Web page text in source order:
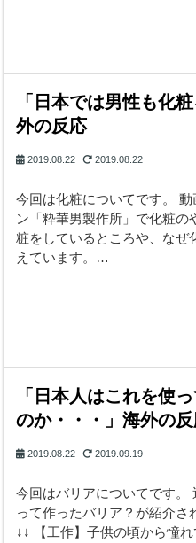
「日本では男性も化
外の反応
2019.08.22 2019.08.22
今回は化粧についてです。
ン「粋華男製作所」で化粧
粧をしているところや、なぜ
えています。…
「日本人はこれを使
のか・・・」海外の
2019.08.22 2019.09.19
今回はバリアについてです。
って作ったバリア？が紹介さ
↓↓ 【工作】子供の頃から憧